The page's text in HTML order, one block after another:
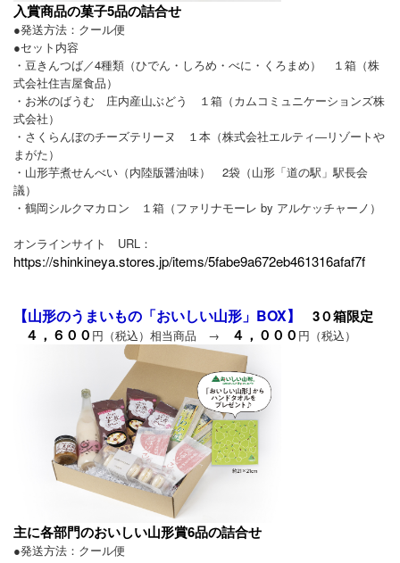
入賞商品の菓子5品の詰合せ
●発送方法：クール便
●セット内容
・豆きんつば／4種類（ひでん・しろめ・べに・くろまめ） １箱（株
式会社住吉屋食品）
・お米のばうむ 庄内産山ぶどう １箱（カムコミュニケーションズ株
式会社）
・さくらんぼのチーズテリーヌ １本（株式会社エルティ―リゾートや
まがた）
・山形芋煮せんべい（内陸版醤油味） 2袋（山形「道の駅」駅長会
議）
・鶴岡シルクマカロン １箱（ファリナモーレ by アルケッチャーノ）
オンラインサイト URL：
https://shinkineya.stores.jp/items/5fabe9a672eb461316afaf7f
【山形のうまいもの「おいしい山形」BOX】
3０箱限定
４，６００ 円（税込）相当商品 → ４，０００ 円（税込）
主に各部門のおいしい山形賞6品の詰合せ
●発送方法：クール便